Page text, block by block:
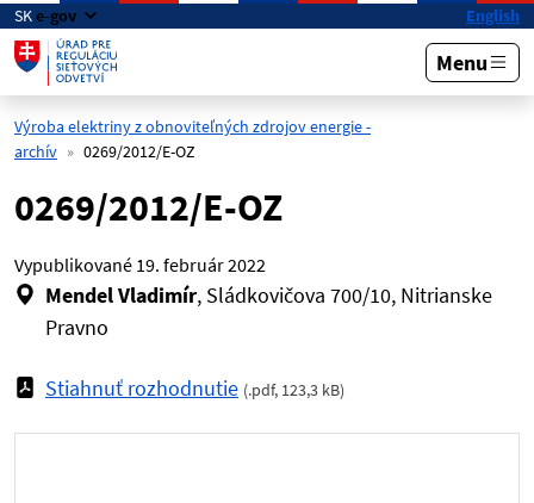
Preskočiť na hlavný obsah
SKe-gov English
Menu
Výroba elektriny z obnoviteľných zdrojov energie -
archív
0269/2012/E-OZ
0269/2012/E-OZ
Vypublikované 19. február 2022
Mendel Vladimír, Sládkovičova 700/10, Nitrianske
Pravno
Stiahnuť rozhodnutie (.pdf, 123,3 kB)